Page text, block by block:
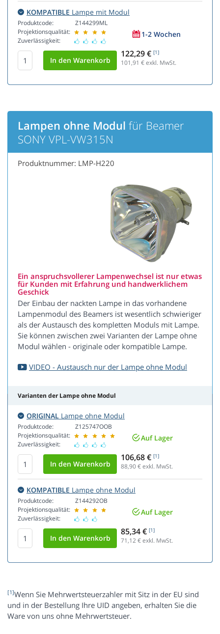
KOMPATIBLE Lampe mit Modul
Produktcode:
Projektionsqualität:
Zuverlässigkeit:
Z144299ML
1-2 Wochen
122,29 € [1]
101,91 € exkl. MwSt.
Lampen ohne Modul für Beamer
SONY VPL-VW315N
Produktnummer: LMP-H220
Ein anspruchsvollerer Lampenwechsel ist nur etwas
für Kunden mit Erfahrung und handwerklichem
Geschick
Der Einbau der nackten Lampe in das vorhandene
Lampenmodul des Beamers ist wesentlich schwieriger
als der Austausch des kompletten Moduls mit Lampe.
Sie können zwischen zwei Varianten der Lampe ohne
Modul wählen - originale oder kompatible Lampe.
VIDEO - Austausch nur der Lampe ohne Modul
Varianten der Lampe ohne Modul
ORIGINAL Lampe ohne Modul
Produktcode:
Projektionsqualität:
Zuverlässigkeit:
Z125747OOB
Auf Lager
106,68 € [1]
88,90€ exkl. MwSt.
KOMPATIBLE Lampe ohne Modul
Produktcode:
Projektionsqualität:
Zuverlässigkeit:
Z144292OB
Auf Lager
85,34 € [1]
71,12€ exkl. MwSt.
[1]Wenn Sie Mehrwertsteuerzahler mit Sitz in der EU sind
und in der Bestellung Ihre UID angeben, erhalten Sie die
Ware von uns ohne Mehrwertsteuer.